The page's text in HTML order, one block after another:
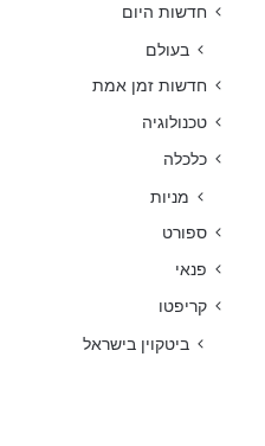
חדשות היום
בעולם
חדשות זמן אמת
טכנולוגיה
כלכלה
מניות
ספורט
פנאי
קריפטו
ביטקוין בישראל